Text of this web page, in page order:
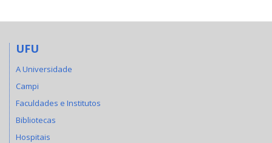
UFU
A Universidade
Campi
Faculdades e Institutos
Bibliotecas
Hospitais